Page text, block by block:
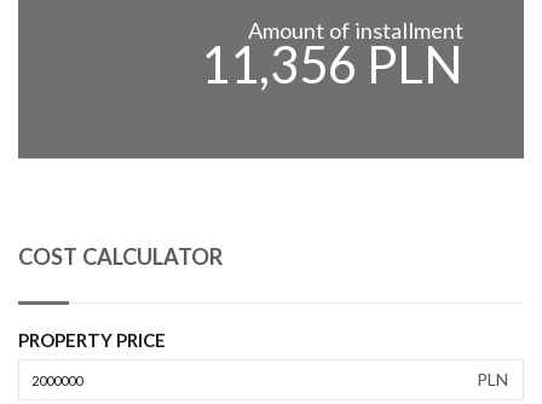
Amount of installment
11,356 PLN
COST CALCULATOR
PROPERTY PRICE
PLN